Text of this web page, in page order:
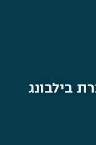
בילבונג